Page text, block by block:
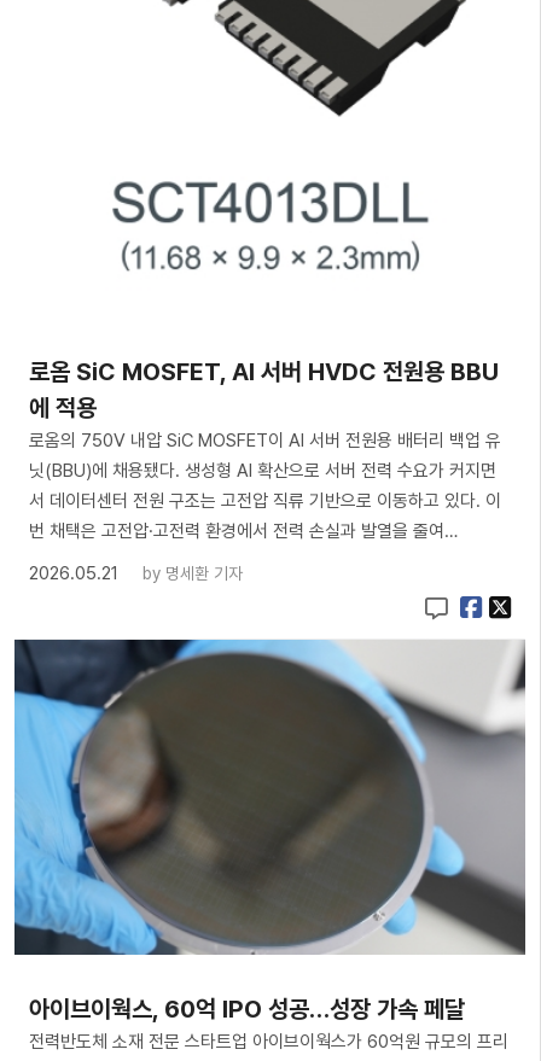
로옴 SiC MOSFET, AI 서버 HVDC 전원용 BBU
에 적용
로옴의 750V 내압 SiC MOSFET이 AI 서버 전원용 배터리 백업 유
닛(BBU)에 채용됐다. 생성형 AI 확산으로 서버 전력 수요가 커지면
서 데이터센터 전원 구조는 고전압 직류 기반으로 이동하고 있다. 이
번 채택은 고전압·고전력 환경에서 전력 손실과 발열을 줄여…
2026.05.21
by 명세환 기자
아이브이웍스, 60억 IPO 성공…성장 가속 페달
전력반도체 소재 전문 스타트업 아이브이웍스가 60억원 규모의 프리